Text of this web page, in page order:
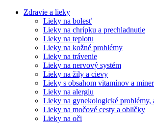
Zdravie a lieky
Lieky na bolesť
Lieky na chrípku a prechladnutie
Lieky na teplotu
Lieky na kožné problémy
Lieky na trávenie
Lieky na nervový systém
Lieky na žily a cievy
Lieky s obsahom vitamínov a
Lieky na alergiu
Lieky na gynekologické problémy,
Lieky na močové cesty a obličky
Lieky na oči